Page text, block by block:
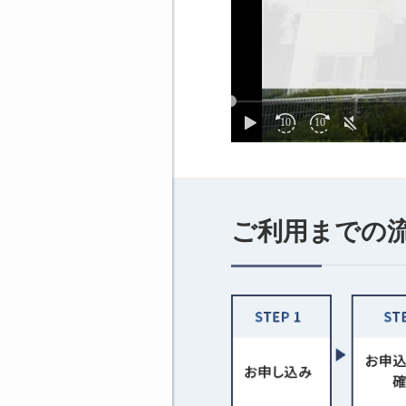
ご利用までの